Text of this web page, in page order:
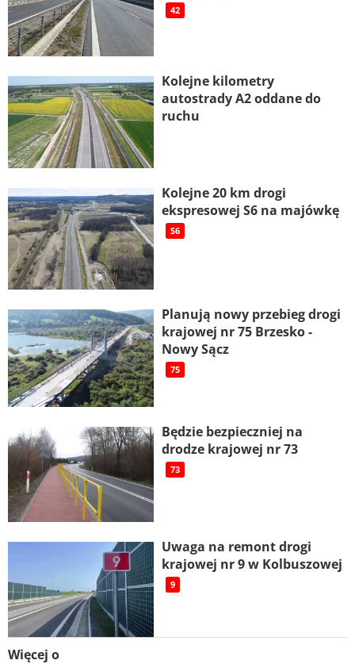
42
Kolejne kilometry
autostrady A2 oddane do
ruchu
Kolejne 20 km drogi
ekspresowej S6 na majówkę
S6
Planują nowy przebieg drogi
krajowej nr 75 Brzesko -
Nowy Sącz
75
Będzie bezpieczniej na
drodze krajowej nr 73
73
Uwaga na remont drogi
krajowej nr 9 w Kolbuszowej
9
Więcej o